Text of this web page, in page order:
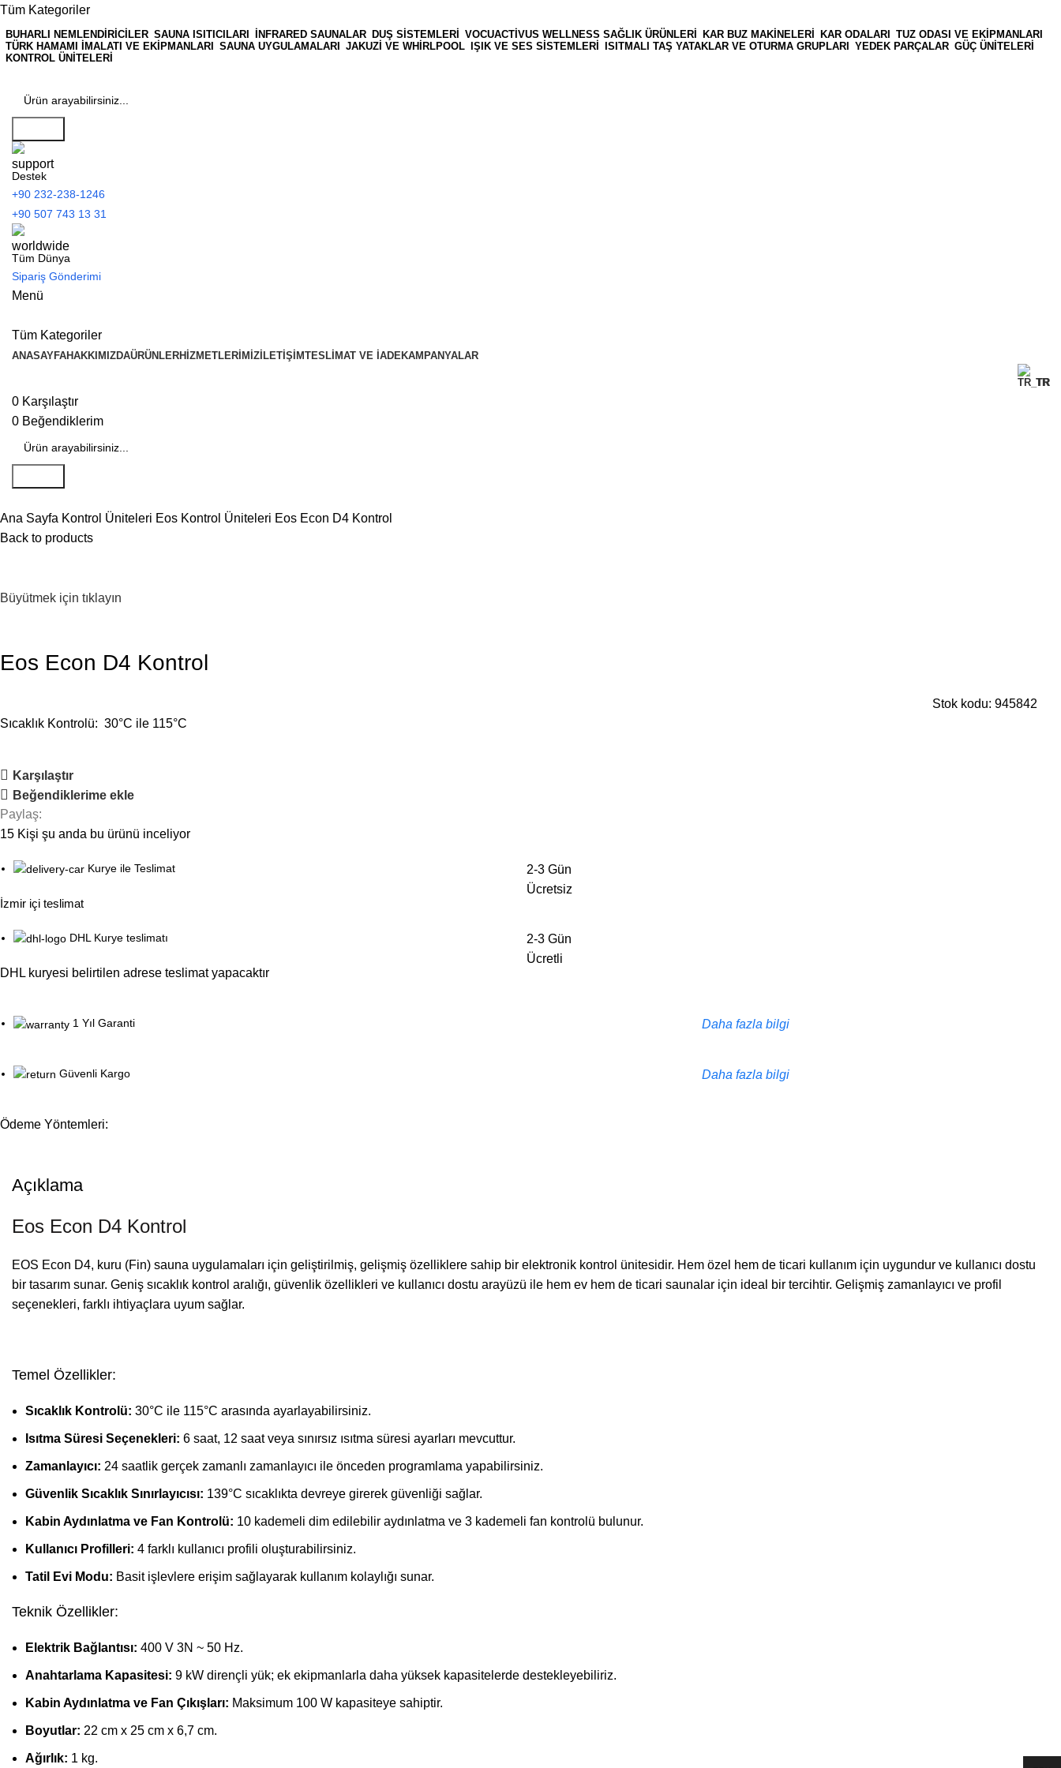
Tüm Kategoriler
BUHARLI NEMLENDIRICILER SAUNA ISITICILARI İNFRARED SAUNALAR DUŞ SISTEMLERI VOCUACTIVUS WELLNESS SAĞLIK ÜRÜNLERI KAR BUZ MAKINELERI KAR ODALARI TUZ ODASI VE EKIPMANLARI
TÜRK HAMAMI İMALATI VE EKIPMANLARI SAUNA UYGULAMALARI JAKUZI VE WHIRLPOOL IŞIK VE SES SISTEMLERI ISITMALI TAŞ YATAKLAR VE OTURMA GRUPLARI YEDEK PARÇALAR GÜÇ ÜNITELERI
KONTROL ÜNITELERI
Destek
+90 232-238-1246
+90 507 743 13 31
Tüm Dünya
Sipariş Gönderimi
Menü
Tüm Kategoriler
ANASAYFAHAKKIMIZDAÜRÜNLERHIZMETLERIMIZİLETIŞIMTESLIMAT VE İADEKAMPANYALAR
TR
0 Karşılaştır
0 Beğendiklerim
Ana Sayfa Kontrol Üniteleri Eos Kontrol Üniteleri Eos Econ D4 Kontrol
Back to products
Büyütmek için tıklayın
Eos Econ D4 Kontrol
Stok kodu:945842
Sıcaklık Kontrolü: 30°C ile 115°C
Karşılaştır
Beğendiklerime ekle
Paylaş:
15 Kişi şu anda bu ürünü inceliyor
Kurye ile Teslimat
İzmir içi teslimat
2-3 Gün
Ücretsiz
DHL Kurye teslimatı
DHL kuryesi belirtilen adrese teslimat yapacaktır
2-3 Gün
Ücretli
1 Yıl Garanti Daha fazla bilgi
Güvenli Kargo Daha fazla bilgi
Ödeme Yöntemleri:
Açıklama
Eos Econ D4 Kontrol
EOS Econ D4, kuru (Fin) sauna uygulamaları için geliştirilmiş, gelişmiş özelliklere sahip bir elektronik kontrol ünitesidir. Hem özel hem de ticari kullanım için uygundur ve kullanıcı dostu
bir tasarım sunar. Geniş sıcaklık kontrol aralığı, güvenlik özellikleri ve kullanıcı dostu arayüzü ile hem ev hem de ticari saunalar için ideal bir tercihtir. Gelişmiş zamanlayıcı ve profil
seçenekleri, farklı ihtiyaçlara uyum sağlar.
Temel Özellikler:
Sıcaklık Kontrolü: 30°C ile 115°C arasında ayarlayabilirsiniz.
Isıtma Süresi Seçenekleri: 6 saat, 12 saat veya sınırsız ısıtma süresi ayarları mevcuttur.
Zamanlayıcı: 24 saatlik gerçek zamanlı zamanlayıcı ile önceden programlama yapabilirsiniz.
Güvenlik Sıcaklık Sınırlayıcısı: 139°C sıcaklıkta devreye girerek güvenliği sağlar.
Kabin Aydınlatma ve Fan Kontrolü: 10 kademeli dim edilebilir aydınlatma ve 3 kademeli fan kontrolü bulunur.
Kullanıcı Profilleri: 4 farklı kullanıcı profili oluşturabilirsiniz.
Tatil Evi Modu: Basit işlevlere erişim sağlayarak kullanım kolaylığı sunar.
Teknik Özellikler:
Elektrik Bağlantısı: 400 V 3N ~ 50 Hz.
Anahtarlama Kapasitesi: 9 kW dirençli yük; ek ekipmanlarla daha yüksek kapasitelerde destekleyebiliriz.
Kabin Aydınlatma ve Fan Çıkışları: Maksimum 100 W kapasiteye sahiptir.
Boyutlar: 22 cm x 25 cm x 6,7 cm.
Ağırlık: 1 kg.